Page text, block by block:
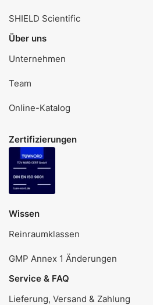
SHIELD Scientific
Über uns
Unternehmen
Team
Online-Katalog
Zertifizierungen
Wissen
Reinraumklassen
GMP Annex 1 Änderungen
Service & FAQ
Lieferung, Versand & Zahlung